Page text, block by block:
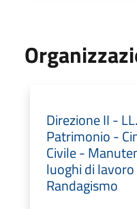
Direzione II -
Patrimonio -
Civile -
luoghi di
Randagismo